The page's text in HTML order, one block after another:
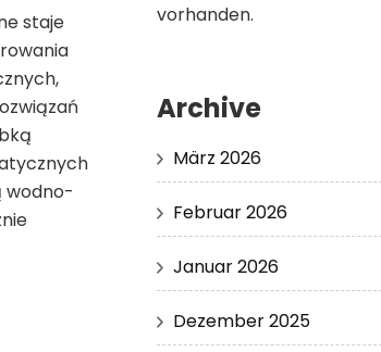
staje
wodno-
vorhanden.
Archive
März 2026
Februar 2026
Januar 2026
Dezember 2025